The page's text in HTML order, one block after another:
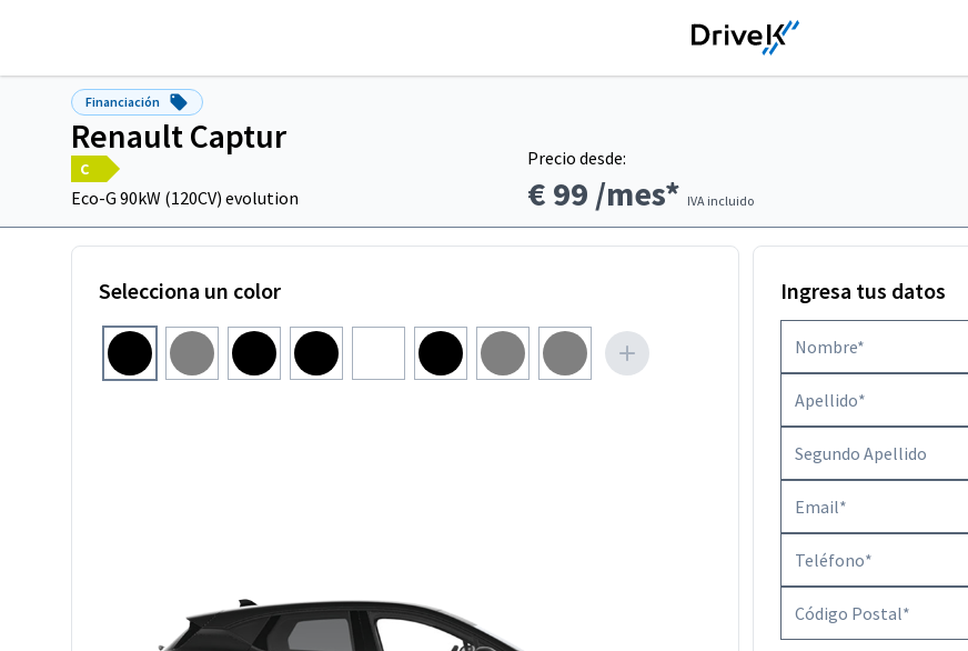
Financiación
Renault Captur
C
Eco-G 90kW (120CV) evolution
Precio desde:
€ 99 /mes* IVA incluido
Selecciona un color Ingresa tus datos